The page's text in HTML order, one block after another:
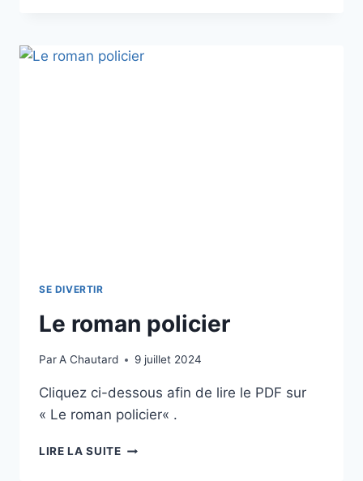
SE DIVERTIR
Le roman policier
ParA Chautard 9 juillet 2024
Cliquez ci-dessous afin de lire le PDF sur
« Le roman policier« .
LIRE LA SUITE